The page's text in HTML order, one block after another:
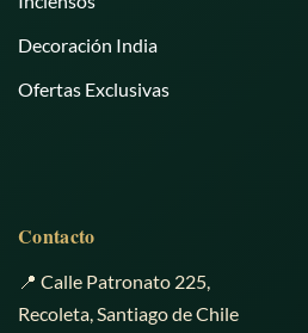
Decoración India
Ofertas Exclusivas
Contacto
📍 Calle Patronato 225,
Recoleta, Santiago de Chile